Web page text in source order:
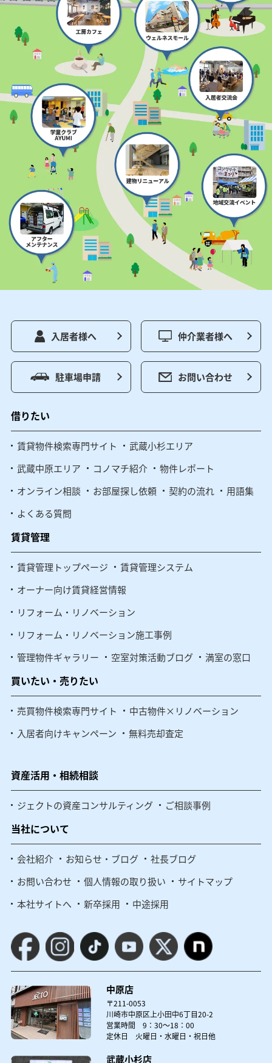
入居者様へ 仲介業者様へ
駐車場申請 お問い合わせ
借りたい
賃貸物件検索専門サイト
武蔵小杉エリア
武蔵中原エリア
コノマチ紹介
物件レポート
オンライン相談
お部屋探し依頼 契約の流れ
用語集
よくある質問
賃貸管理
賃貸管理トップページ
賃貸管理システム
オーナー向け賃貸経営情報
リフォーム・リノベーション
リフォーム・リノベーション施工事例
管理物件ギャラリー
空室対策活動ブログ 満室の窓口
買いたい・売りたい
売買物件検索専門サイト
中古物件×リノベーション
入居者向けキャンペーン
無料売却査定
資産活用・相続相談
ジェクトの資産コンサルティング ご相談事例
当社について
会社紹介 お知らせ・ブログ
社長ブログ
お問い合わせ
個人情報の取り扱い
サイトマップ
本社サイトへ
新卒採用 中途採用
中原店
〒211-0053
川崎市中原区上小田中6丁目20-2
営業時間 9：30～18：00
定休日 火曜日・水曜日・祝日他
武蔵小杉店